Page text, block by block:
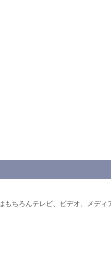
ちろんテレビ、ビデオ、メディ